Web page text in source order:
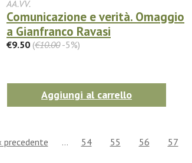
AA.VV.
Comunicazione e verità. Omaggio
a Gianfranco Ravasi
€9.50 (€10.00-5%)
Aggiungi al carrello
‹ precedente … 54 55 56 57